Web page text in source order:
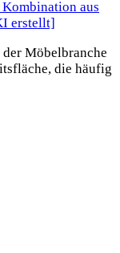
Möbelbranche
die häufig